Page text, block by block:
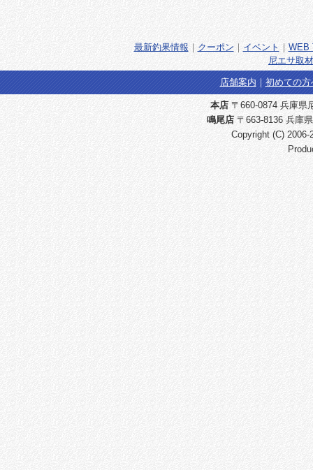
最新釣果情報 ｜ クーポン ｜ イベント ｜ WEB
尼エサ取
店舗案内 ｜ 初めての方
本店〒660-0874 兵庫県
鳴尾店 〒663-8136 兵庫
Copyright (C) 2006-